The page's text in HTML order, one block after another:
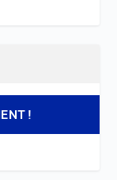
!